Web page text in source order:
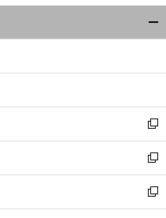
ウ
ィ
ン
ウ
開
く
新
し
い
ウ
ィ
ン
新
し
い
ウ
新
し